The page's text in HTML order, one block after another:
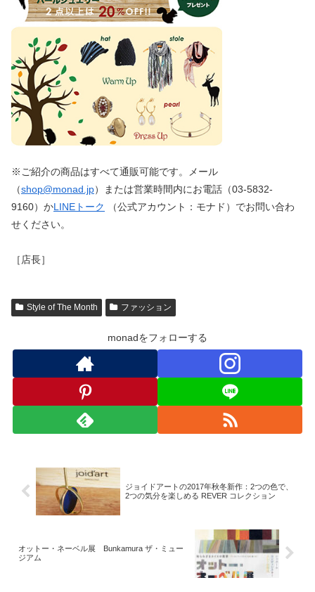
※ご紹介の商品はすべて通販可能です。メール
（shop@monad.jp）または営業時間内にお電話（03-5832-
9160）かLINEトーク
（公式アカウント：モナド）でお問い合わ
せください。
［店長］
Style of The Month ファッション
monadをフォローする
ジョイドアートの2017年秋冬新作：2つの色で、
2つの気分を楽しめる REVER コレクション
オットー・ネーベル展 Bunkamura ザ・ミュー
ジアム